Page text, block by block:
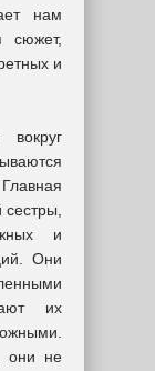
нам
сюжет,
и
вокруг
и
Они
их
они не